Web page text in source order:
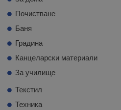
Почистване
Баня
Градина
Канцеларски материали
За училище
Текстил
Техника